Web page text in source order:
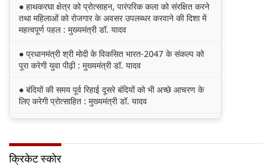
● हाथकरघा क्षेत्र को प्रोत्साहन, पारंपरिक कला को संरक्षित करने
तथा महिलाओं को रोजगार के अवसर उपलब्धर करवाने की दिशा में
महत्वपूर्ण पहल : मुख्यमंत्री डॉ. यादव
● प्रधानमंत्री श्री मोदी के विकसित भारत-2047 के संकल्प को
पूरा करेगी युवा पीढ़ी : मुख्यमंत्री डॉ. यादव
● बंदियों की समय पूर्व रिहाई दूसरे बंदियों को भी अच्छे आचरण के
लिए करेगी प्रोत्साहित : मुख्यमंत्री डॉ. यादव
● छिंदवाड़ा को औद्योगिक हब बनाने की दिशा में तेज होंगे प्रयास :
मुख्यमंत्री डॉ. यादव
क्रिकेट स्कोर